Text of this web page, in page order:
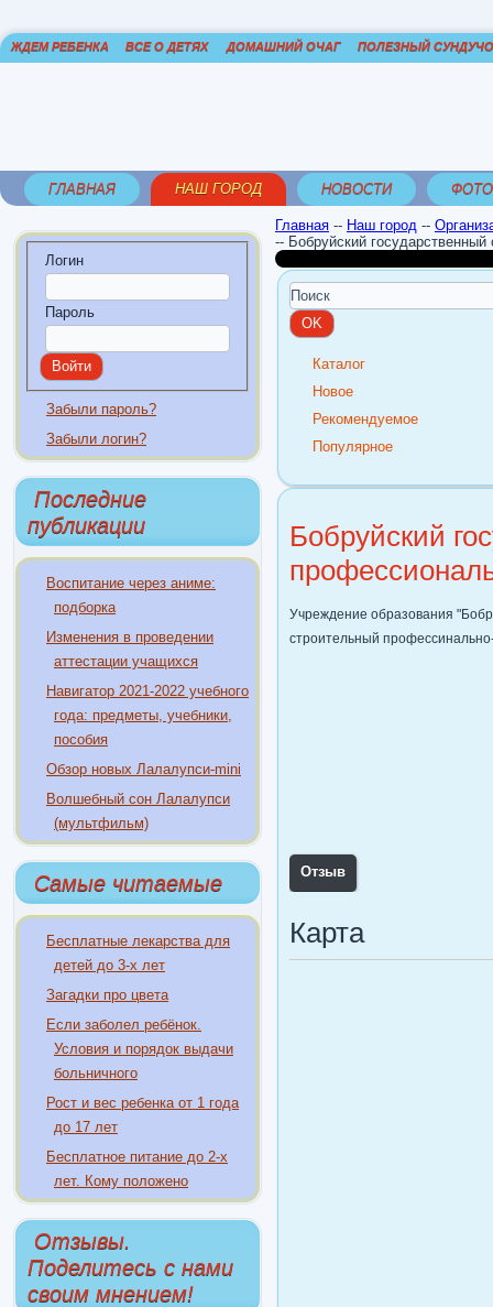
ЖДЕМ РЕБЕНКА ВСЕ О ДЕТЯХ ДОМАШНИЙ ОЧАГ ПОЛЕЗНЫЙ
ГЛАВНАЯ НАШ ГОРОД НОВОСТИ
Логин
Пароль
Забыли пароль?
Забыли логин?
Последние
публикации
Воспитание через аниме:
подборка
Изменения в проведении
аттестации учащихся
Навигатор 2021-2022 учебного
года: предметы, учебники,
пособия
Обзор новых Лалалупси-mini
Волшебный сон Лалалупси
(мультфильм)
Самые читаемые
Бесплатные лекарства для
детей до 3-х лет
Загадки про цвета
Если заболел ребёнок.
Условия и порядок выдачи
больничного
Рост и вес ребенка от 1 года
до 17 лет
Бесплатное питание до 2-х
лет. Кому положено
Отзывы.
Поделитесь с нами
своим мнением!
Главная -- Наш город --
-- Бобруйский
Каталог
Новое
Рекомендуемое
Популярное
Бобруйский
Учреждение образования
строительный
Отзыв
Карта